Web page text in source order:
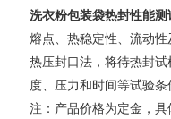
洗衣粉包装袋热封性能
熔点、热稳定性、流动
热压封口法，将待热封
度、压力和时间等试验
注：产品价格为定金，